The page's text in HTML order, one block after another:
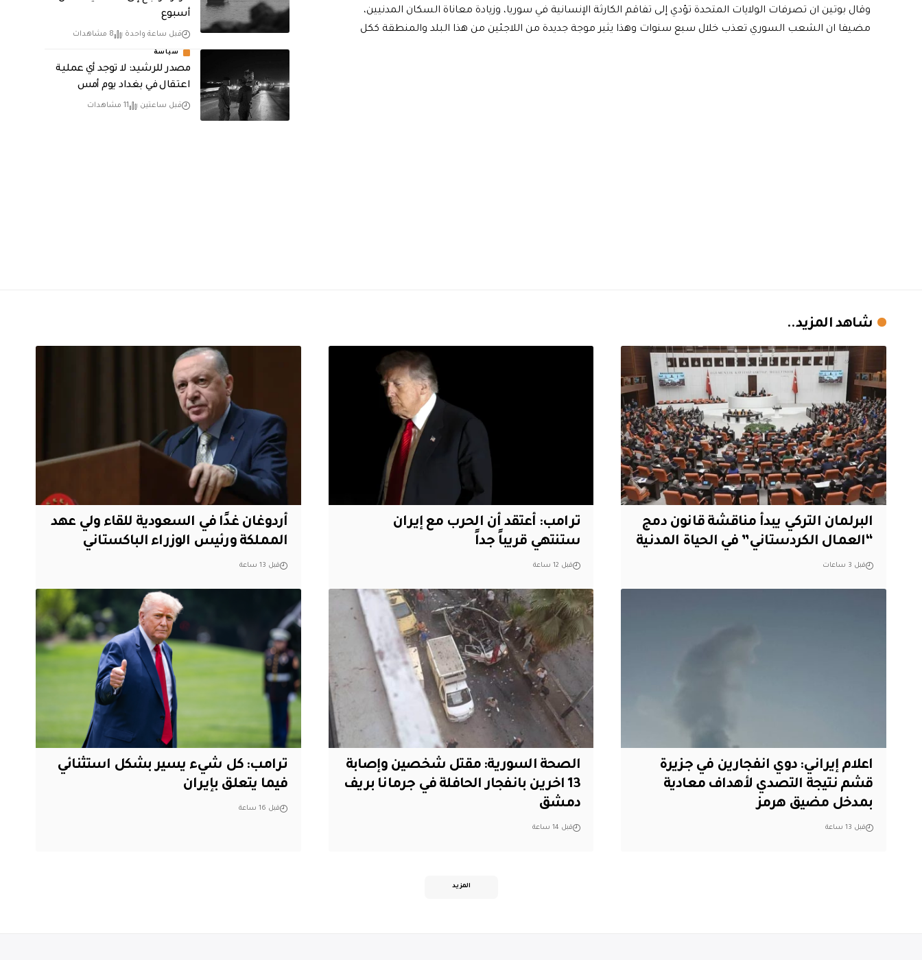
وقال بوتين ان تصرفات الولايات المتحدة تؤدي إلى تفاقم الكارثة الإنسانية في سوريا، وزيادة معاناة السكان المدنيين،
مضيفا ان الشعب السوري تعذب خلال سبع سنوات وهذا يثير موجة جديدة من اللاجئين من هذا البلد والمنطقة ككل
أسبوع
قبل ساعة واحدة 8 مشاهدات
سياسة
مصدر للرشيد: لا توجد أي عملية
اعتقال في بغداد يوم أمس
قبل ساعتين 11 مشاهدات
شاهد المزيد..
البرلمان التركي يبدأ مناقشة قانون دمج
“العمال الكردستاني” في الحياة المدنية
قبل 3 ساعات
‏ترامب: أعتقد أن الحرب مع إيران
ستنتهي قريباً جداً
قبل 12 ساعة
أردوغان غدًا في السعودية للقاء ولي عهد
المملكة ورئيس الوزراء الباكستاني
قبل 13 ساعة
اعلام إيراني: دوي انفجارين في جزيرة
قشم نتيجة التصدي لأهداف معادية
بمدخل مضيق هرمز
قبل 13 ساعة
الصحة السورية: مقتل شخصين وإصابة
13 اخرين بانفجار الحافلة في جرمانا بريف
دمشق
قبل 14 ساعة
ترامب: كل شيء يسير بشكل استثنائي
فيما يتعلق بإيران
قبل 16 ساعة
المزيد